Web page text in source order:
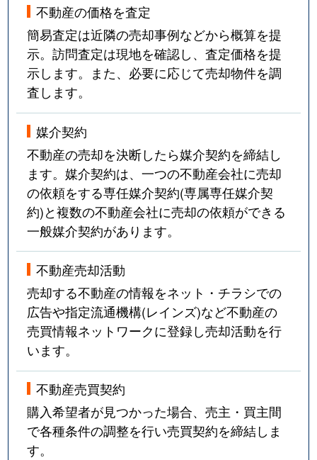
不動産の価格を査定
簡易査定は近隣の売却事例などから概算を提
示。訪問査定は現地を確認し、査定価格を提
示します。また、必要に応じて売却物件を調
査します。
媒介契約
不動産の売却を決断したら媒介契約を締結し
ます。媒介契約は、一つの不動産会社に売却
の依頼をする専任媒介契約(専属専任媒介契
約)と複数の不動産会社に売却の依頼ができる
一般媒介契約があります。
不動産売却活動
売却する不動産の情報をネット・チラシでの
広告や指定流通機構(レインズ)など不動産の
売買情報ネットワークに登録し売却活動を行
います。
不動産売買契約
購入希望者が見つかった場合、売主・買主間
で各種条件の調整を行い売買契約を締結しま
す。